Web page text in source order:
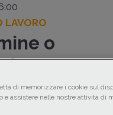
LAVORO
o
cosa
di memorizzare i cookie sul
assistere nelle nostre attività di